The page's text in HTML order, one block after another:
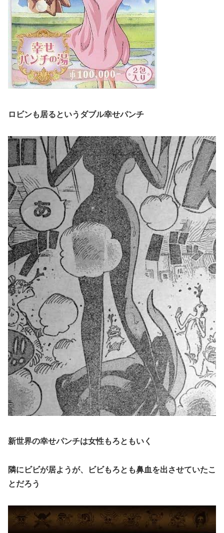
ロビンも居るというダブル幸せパンチ
新世界の幸せパンチは女性もろともいく
隣にビビが居ようが、ビビもろとも鼻血を出させていたこ
とだろう